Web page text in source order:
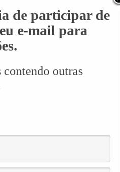
de participar de
e-mail para
outras